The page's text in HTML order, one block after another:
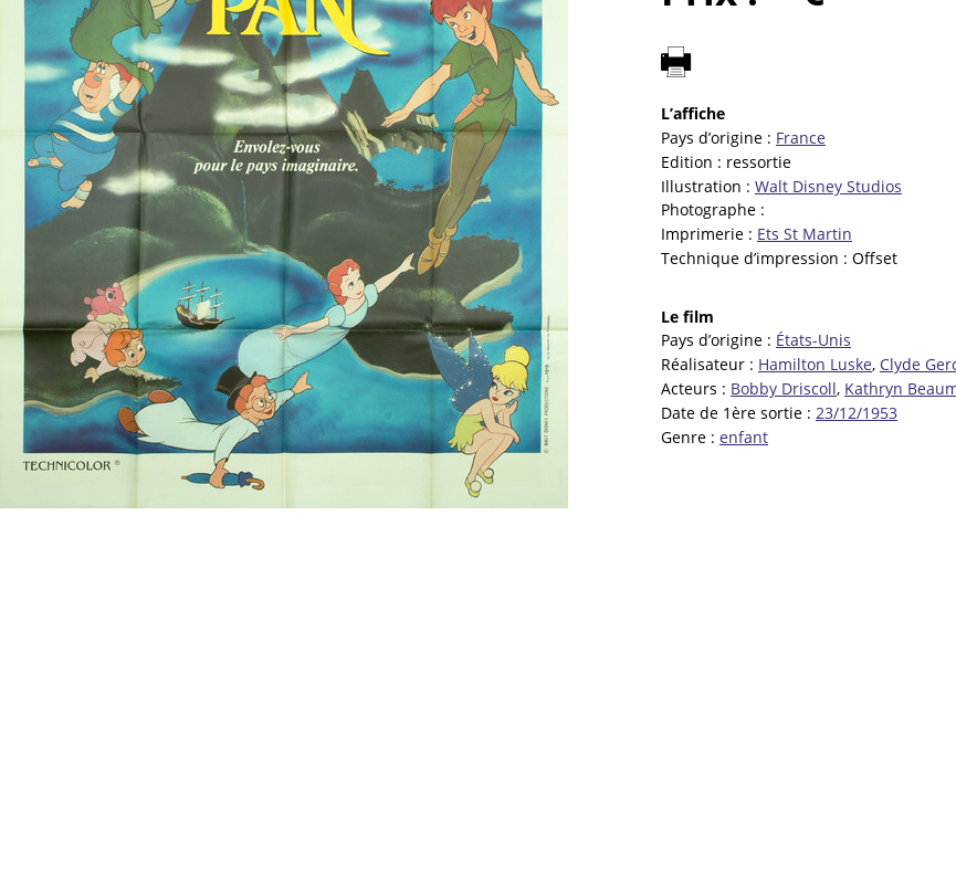
L’affiche
Pays d’origine : France
Edition : ressortie
Illustration : Walt Disney Studios
Photographe :
Imprimerie : Ets St Martin
Technique d’impression : Offset
Le film
Pays d’origine : États-Unis
Réalisateur : Hamilton Luske, Clyde
Acteurs : Bobby Driscoll, Kathryn
Date de 1ère sortie : 23/12/1953
Genre : enfant